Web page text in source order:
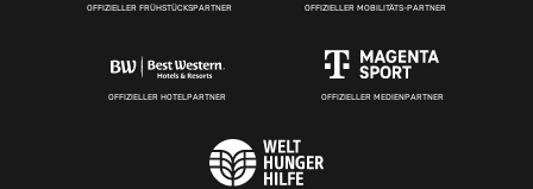
OFFIZIELLER FRÜHSTÜCKSPARTNER OFFIZIELLER MOBILITÄTS-PARTNER
OFFIZIELLER HOTELPARTNER OFFIZIELLER MEDIENPARTNER